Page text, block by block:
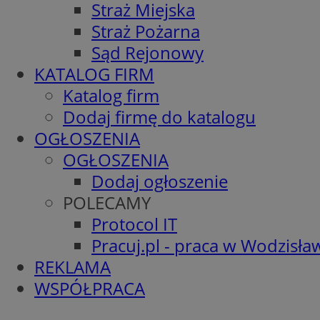
Straż Miejska
Straż Pożarna
Sąd Rejonowy
KATALOG FIRM
Katalog firm
Dodaj firmę do katalogu
OGŁOSZENIA
OGŁOSZENIA
Dodaj ogłoszenie
POLECAMY
Protocol IT
Pracuj.pl - praca w
REKLAMA
WSPÓŁPRACA